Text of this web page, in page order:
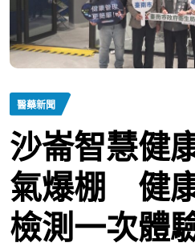
醫藥新聞
沙崙智慧健
氣爆棚 健
檢測一次體